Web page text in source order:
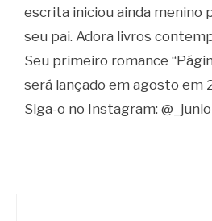
escrita iniciou ainda menino
seu pai. Adora livros
Seu primeiro romance
será lançado em agosto em
Siga-o no Instagram: